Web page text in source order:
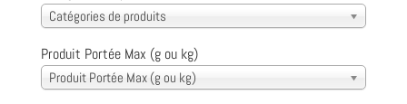
Catégories de produits
Produit Portée Max (g ou kg)
Produit Portée Max (g ou kg)